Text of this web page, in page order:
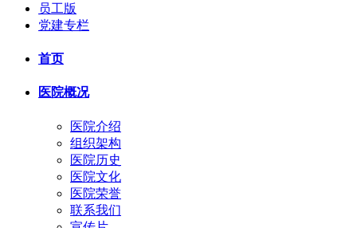
员工版
党建专栏
首页
医院概况
医院介绍
组织架构
医院历史
医院文化
医院荣誉
联系我们